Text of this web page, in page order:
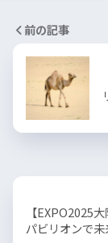
前の記事
【EXPO2025
パビリオンで